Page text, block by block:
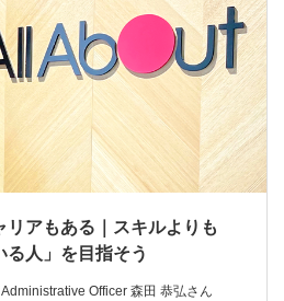
アもある｜スキルよりも
る人」を目指そう
Officer 森田 恭弘さん